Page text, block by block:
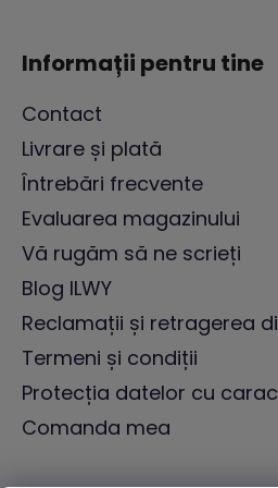
Informații pentru tine
Contact
Livrare și plată
Întrebări frecvente
Evaluarea magazinului
Vă rugăm să ne scrieți
Blog ILWY
Reclamații și retragerea
Termeni și condiții
Protecția datelor cu
Comanda mea